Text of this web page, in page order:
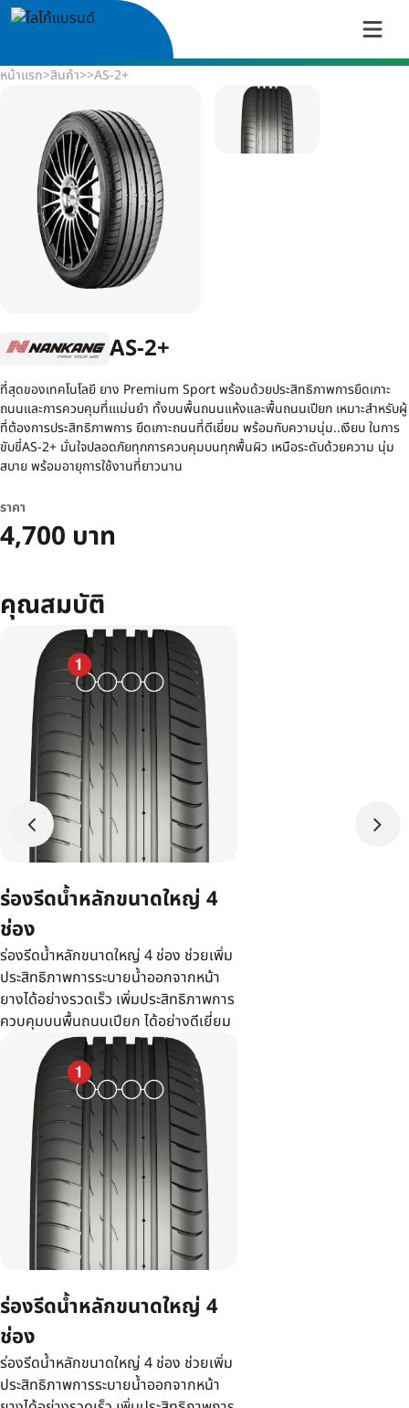
หน้าแรก>สินค้า>>AS-2+
AS-2+
ที่สุดของเทคโนโลยี ยาง Premium Sport พร้อมด้วยประสิทธิภาพการยึดเกาะ
ถนนและการควบคุมที่เแม่นยำ ทั้งบนพื้นถนนแห้งและพื้นถนนเปียก เหมาะสำหรับผู้
ที่ต้องการประสิทธิภาพการ ยึดเกาะถนนที่ดีเยี่ยม พร้อมกับความนุ่ม..เงียบ ในการ
ขับขี่AS-2+ มั่นใจปลอดภัยทุกการควบคุมบนทุกพื้นผิว เหนือระดับด้วยความ นุ่ม
สบาย พร้อมอายุการใช้งานที่ยาวนาน
ราคา
4,700 บาท
คุณสมบัติ
ร่องรีดน้ำหลักขนาดใหญ่ 4
ช่อง
ร่องรีดน้ำหลักขนาดใหญ่ 4 ช่อง ช่วยเพิ่ม
ประสิทธิภาพการระบายน้ำออกจากหน้า
ยางได้อย่างรวดเร็ว เพิ่มประสิทธิภาพการ
ควบคุมบนพื้นถนนเปียก ได้อย่างดีเยี่ยม
ร่องรีดน้ำหลักขนาดใหญ่ 4
ช่อง
ร่องรีดน้ำหลักขนาดใหญ่ 4 ช่อง ช่วยเพิ่ม
ประสิทธิภาพการระบายน้ำออกจากหน้า